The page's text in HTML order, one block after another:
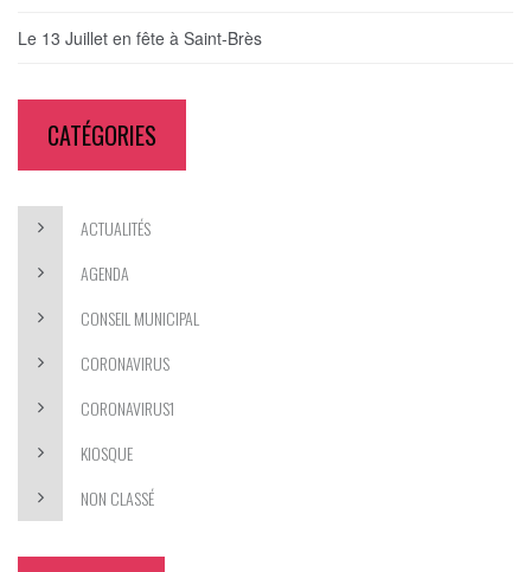
Le 13 Juillet en fête à Saint-Brès
CATÉGORIES
ACTUALITÉS
AGENDA
CONSEIL MUNICIPAL
CORONAVIRUS
CORONAVIRUS1
KIOSQUE
NON CLASSÉ